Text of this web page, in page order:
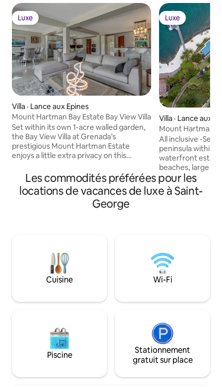
Luxe
Luxe
Villa · Lance aux Epines
Mount Hartman Bay Estate Bay View Villa
Set within its own 1-acre walled garden,
the Bay View Villa at Grenada’s
prestigious Mount Hartman Estate
enjoys a little extra privacy on this
lounging by the pool, relaxing in the hot
tub, and gazing out over endless ocean
views. The open-air layout of the interior
makes it easy to just stroll down to the
white sand beach at any moment. You’ll
alone shower & bathtub, Television,
Balcony • Bedroom 2: King size
bed, Ensuite bathroom with stand-alone
Bedroom 3: 2 Twin size beds (can be
converted to a king), Ensuite bathroom
size beds (can be converted to a
king), Ensuite bathroom with stand-
alone shower, Television, Balcony, Sea
cooler OUTDOOR FEATURES • Private
dock • More under “What this place
Luxe
Luxe
Villa · Lance aux
Mount Hartman
All inclusive -Set
peninsula within
waterfront estate. Private (man
beaches, large
with swim up bar,
boats available
additional cost). This large villa is fully
has generators,
Les commodités préférées pour les
locations de vacances de luxe à Saint-
George
Cuisine Wi-Fi
Piscine
Stationnement
gratuit sur place